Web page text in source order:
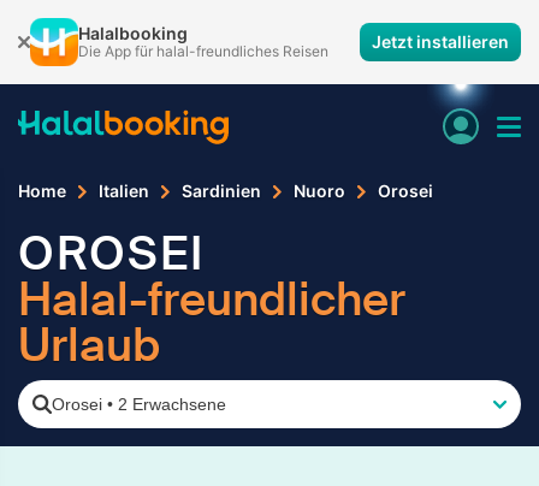
Halalbooking
Die App für halal-freundliches Reisen Jetzt installieren
Home Italien Sardinien Nuoro Orosei
OROSEI
Halal-freundlicher
Urlaub
Orosei • 2 Erwachsene